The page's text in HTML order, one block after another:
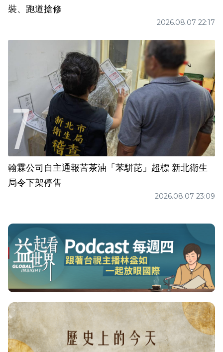
裝、跑道搶修
2026.08.07 22:17
翰霖公司自主通報苦茶油「苯駢芘」超標 新北衛生
局令下架停售
2026.08.07 23:09